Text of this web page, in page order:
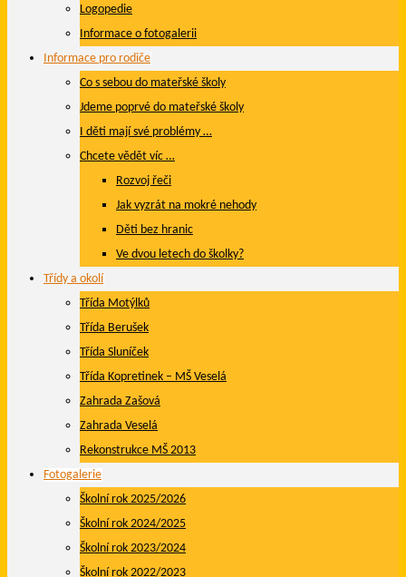
Logopedie
Informace o fotogalerii
Informace pro rodiče
Co s sebou do mateřské školy
Jdeme poprvé do mateřské školy
I děti mají své problémy …
Chcete vědět víc …
Rozvoj řeči
Jak vyzrát na mokré nehody
Děti bez hranic
Ve dvou letech do školky?
Třídy a okolí
Třída Motýlků
Třída Berušek
Třída Sluníček
Třída Kopretinek – MŠ Veselá
Zahrada Zašová
Zahrada Veselá
Rekonstrukce MŠ 2013
Fotogalerie
Školní rok 2025/2026
Školní rok 2024/2025
Školní rok 2023/2024
Školní rok 2022/2023